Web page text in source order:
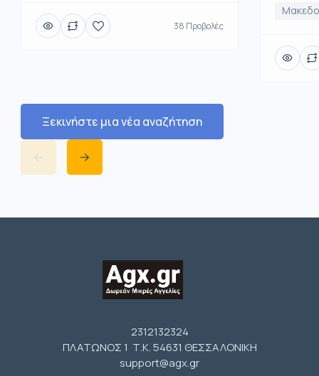
38 Προβολές
Ξεκινήστε μια νέα αναζήτηση
2312132324
ΠΛΑΤΩΝΟΣ 1 Τ.Κ. 54631 ΘΕΣΣΑΛΟΝΙΚΗ
support@agx.gr